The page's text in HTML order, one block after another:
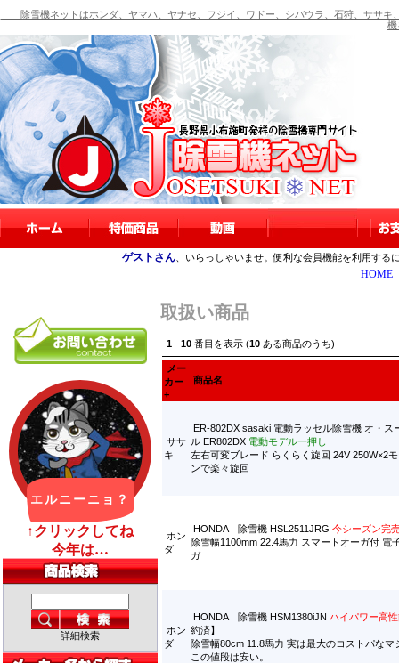
除雪機ネットはホンダ、ヤマハ、ヤナセ、フジイ、ワドー、シバウラ、石狩、ササキ
機
ゲストさん 、いらっしゃいませ。便利な会員機能を利用する
HOME
詳細検索
取扱い商品
1 - 10 番目を表示 (10 ある商品のうち)
メー
カー
+
商品名
ササ
キ
ER-802DX sasaki 電動ラッセル除雪機 オ・ス
ル ER802DX 電動モデル一押し
左右可変ブレード らくらく旋回 24V 250W×2
ンで楽々旋回
ホン
ダ
HONDA 除雪機 HSL2511JRG 今シーズン完
除雪幅1100mm 22.4馬力 スマートオーガ付 電
ガ
ホン
ダ
HONDA 除雪機 HSM1380iJN ハイパワー高
約済】
除雪幅80cm 11.8馬力 実は最大のコストパなマ
この値段は安い。